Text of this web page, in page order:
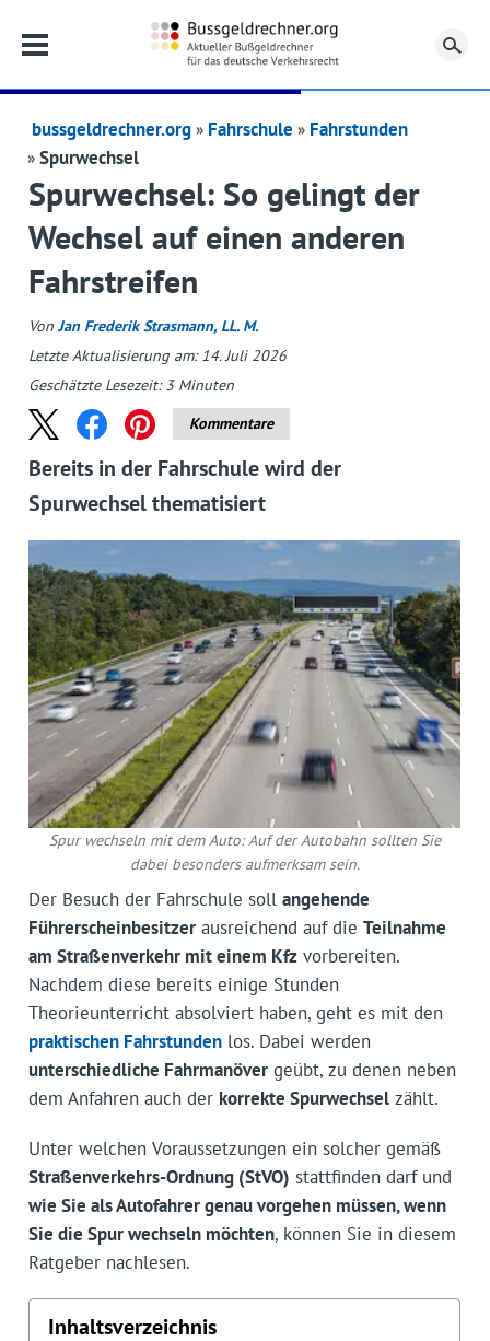
bussgeldrechner.org Fahrschule
Fahrstunden
Spurwechsel
Spurwechsel: So gelingt der
Wechsel auf einen anderen
Fahrstreifen
Von Jan Frederik Strasmann, LL. M.
Letzte Aktualisierung am: 14. Juli 2026
Geschätzte Lesezeit:3 Minuten
Kommentare
Bereits in der Fahrschule wird der
Spurwechsel thematisiert
Spur wechseln mit dem Auto: Auf der Autobahn sollten Sie
dabei besonders aufmerksam sein.
Der Besuch der Fahrschule soll angehende
Führerscheinbesitzerausreichend auf die Teilnahme
am Straßenverkehr mit einem Kfzvorbereiten.
Nachdem diese bereits einige Stunden
Theorieunterricht absolviert haben, geht es mit den
praktischen Fahrstundenlos. Dabei werden
unterschiedliche Fahrmanövergeübt, zu denen neben
dem Anfahren auch der korrekte Spurwechselzählt.
Unter welchen Voraussetzungen ein solcher gemäß
Straßenverkehrs-Ordnung (StVO) stattfinden darf und
wie Sie als Autofahrer genau vorgehen müssen, wenn
Sie die Spur wechseln möchten, können Sie in diesem
Ratgeber nachlesen.
Inhaltsverzeichnis